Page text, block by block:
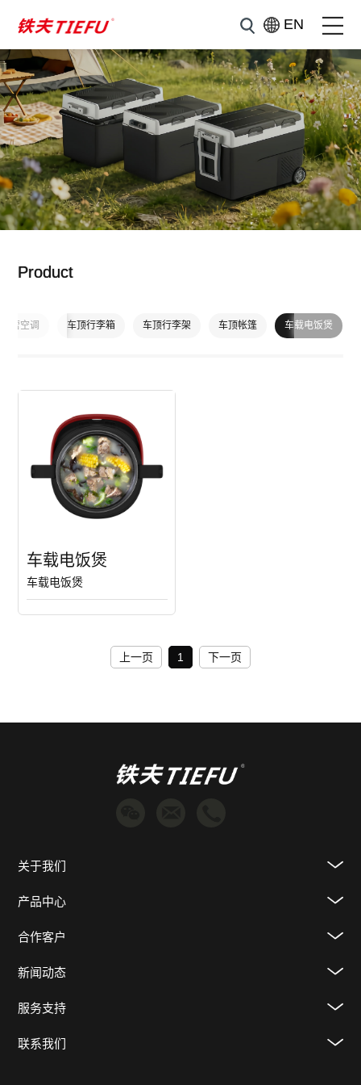
EN
营空调 车顶行李箱 车顶行李架 车顶帐篷 车载电饭煲
Product
车载电饭煲
车载电饭煲
上一页 1 下一页
关于我们
产品中心
合作客户
新闻动态
服务支持
联系我们